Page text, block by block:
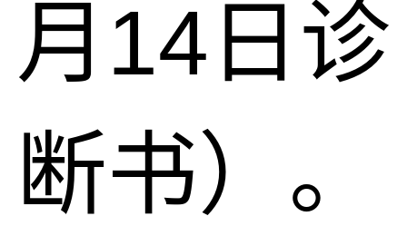
月14日诊
断书）。